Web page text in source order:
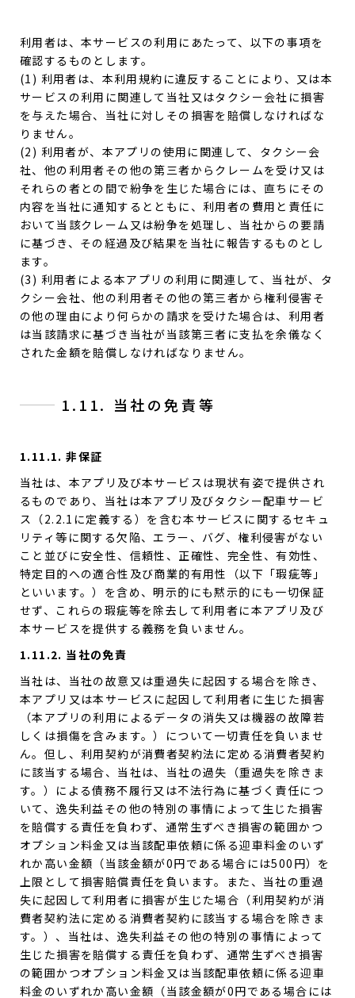
利用者は、本サービスの利用にあたって、以下の事項を
確認するものとします。
(1) 利用者は、本利用規約に違反することにより、又は本
サービスの利用に関連して当社又はタクシー会社に損害
を与えた場合、当社に対しその損害を賠償しなければな
りません。
(2) 利用者が、本アプリの使用に関連して、タクシー会
社、他の利用者その他の第三者からクレームを受け又は
それらの者との間で紛争を生じた場合には、直ちにその
内容を当社に通知するとともに、利用者の費用と責任に
おいて当該クレーム又は紛争を処理し、当社からの要請
に基づき、その経過及び結果を当社に報告するものとし
ます。
(3) 利用者による本アプリの利用に関連して、当社が、タ
クシー会社、他の利用者その他の第三者から権利侵害そ
の他の理由により何らかの請求を受けた場合は、利用者
は当該請求に基づき当社が当該第三者に支払を余儀なく
された金額を賠償しなければなりません。
1.11. 当社の免責等
1.11.1. 非保証
当社は、本アプリ及び本サービスは現状有姿で提供され
るものであり、当社は本アプリ及びタクシー配車サービ
ス（2.2.1に定義する）を含む本サービスに関するセキュ
リティ等に関する欠陥、エラー、バグ、権利侵害がない
こと並びに安全性、信頼性、正確性、完全性、有効性、
特定目的への適合性及び商業的有用性（以下「瑕疵等」
といいます。）を含め、明示的にも黙示的にも一切保証
せず、これらの瑕疵等を除去して利用者に本アプリ及び
本サービスを提供する義務を負いません。
1.11.2. 当社の免責
当社は、当社の故意又は重過失に起因する場合を除き、
本アプリ又は本サービスに起因して利用者に生じた損害
（本アプリの利用によるデータの消失又は機器の故障若
しくは損傷を含みます。）について一切責任を負いませ
ん。但し、利用契約が消費者契約法に定める消費者契約
に該当する場合、当社は、当社の過失（重過失を除きま
す。）による債務不履行又は不法行為に基づく責任につ
いて、逸失利益その他の特別の事情によって生じた損害
を賠償する責任を負わず、通常生ずべき損害の範囲かつ
オプション料金又は当該配車依頼に係る迎車料金のいず
れか高い金額（当該金額が0円である場合には500円）を
上限として損害賠償責任を負います。また、当社の重過
失に起因して利用者に損害が生じた場合（利用契約が消
費者契約法に定める消費者契約に該当する場合を除きま
す。）、当社は、逸失利益その他の特別の事情によって
生じた損害を賠償する責任を負わず、通常生ずべき損害
の範囲かつオプション料金又は当該配車依頼に係る迎車
料金のいずれか高い金額（当該金額が0円である場合には